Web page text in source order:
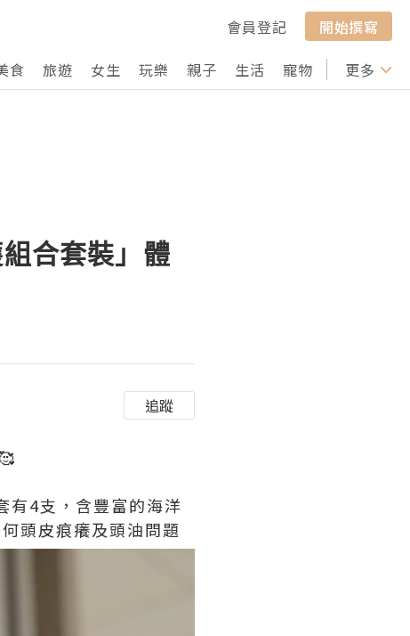
會員登記
開始撰寫
食 旅遊 女生 玩樂 親子 生活 寵物 行山 打卡
更多
合套裝」體
追蹤
4支，含豐富的海洋
頭皮痕癢及頭油問題